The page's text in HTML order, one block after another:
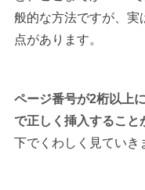
般的な方法ですが、実
点があります。
ページ番号が2桁以上
で正しく挿入すること
下でくわしく見ていき